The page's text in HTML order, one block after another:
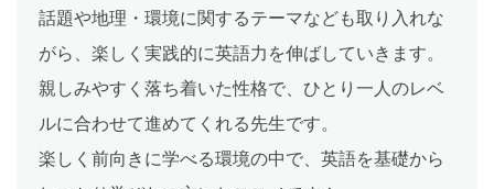
話題や地理・環境に関するテーマなども取り入れな
がら、楽しく実践的に英語力を伸ばしていきます。
親しみやすく落ち着いた性格で、ひとり一人のレベ
ルに合わせて進めてくれる先生です。
楽しく前向きに学べる環境の中で、英語を基礎から